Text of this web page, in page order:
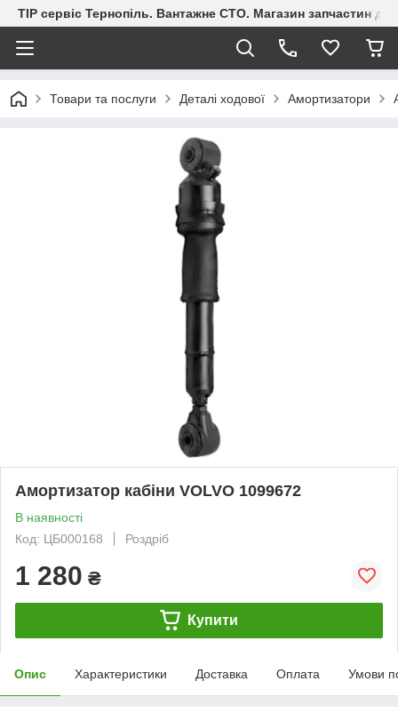
ТІР сервіс Тернопіль. Вантажне СТО. Магазин запчастин
Товари та послуги Деталі ходової Амортизатори
Амортизатор кабіни VOLVO 1099672
В наявності
Код: ЦБ000168
Роздріб
1 280 ₴
Купити
Опис Характеристики Доставка Оплата Умови